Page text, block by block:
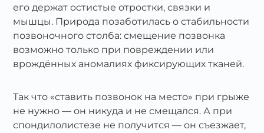
его держат остистые отростки, связки и
мышцы. Природа позаботилась о стабильности
позвоночного столба: смещение позвонка
возможно только при повреждении или
врождённых аномалиях фиксирующих тканей.
Так что «ставить позвонок на место» при грыже
не нужно — он никуда и не смещался. А при
спондилолистезе не получится — он съезжает,